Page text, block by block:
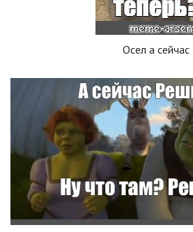
Осел а сейчас